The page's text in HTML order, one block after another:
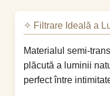
✧ Filtrare Ideală a
Materialul semi-
plăcută a luminii
perfect între